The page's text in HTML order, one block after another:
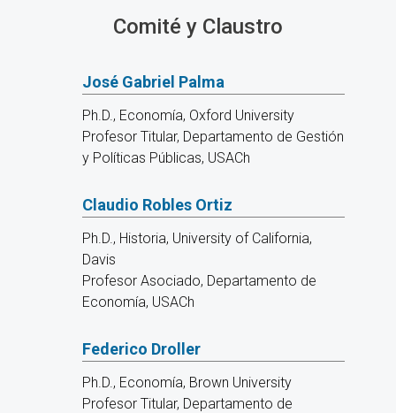
Comité y Claustro
José Gabriel Palma
Ph.D., Economía, Oxford University
Profesor Titular, Departamento de Gestión
y Políticas Públicas, USACh
Claudio Robles Ortiz
Ph.D., Historia, University of California,
Davis
Profesor Asociado, Departamento de
Economía, USACh
Federico Droller
Ph.D., Economía, Brown University
Profesor Titular, Departamento de